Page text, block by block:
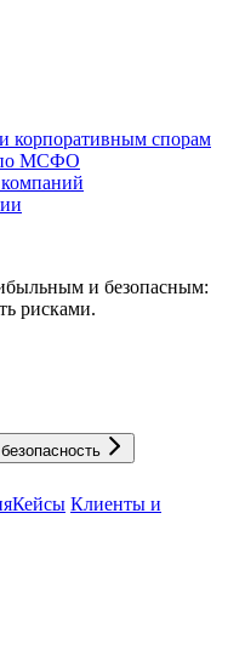
корпоративным спорам
по МСФО
и безопасным:
рисками.
Кейсы Клиенты и